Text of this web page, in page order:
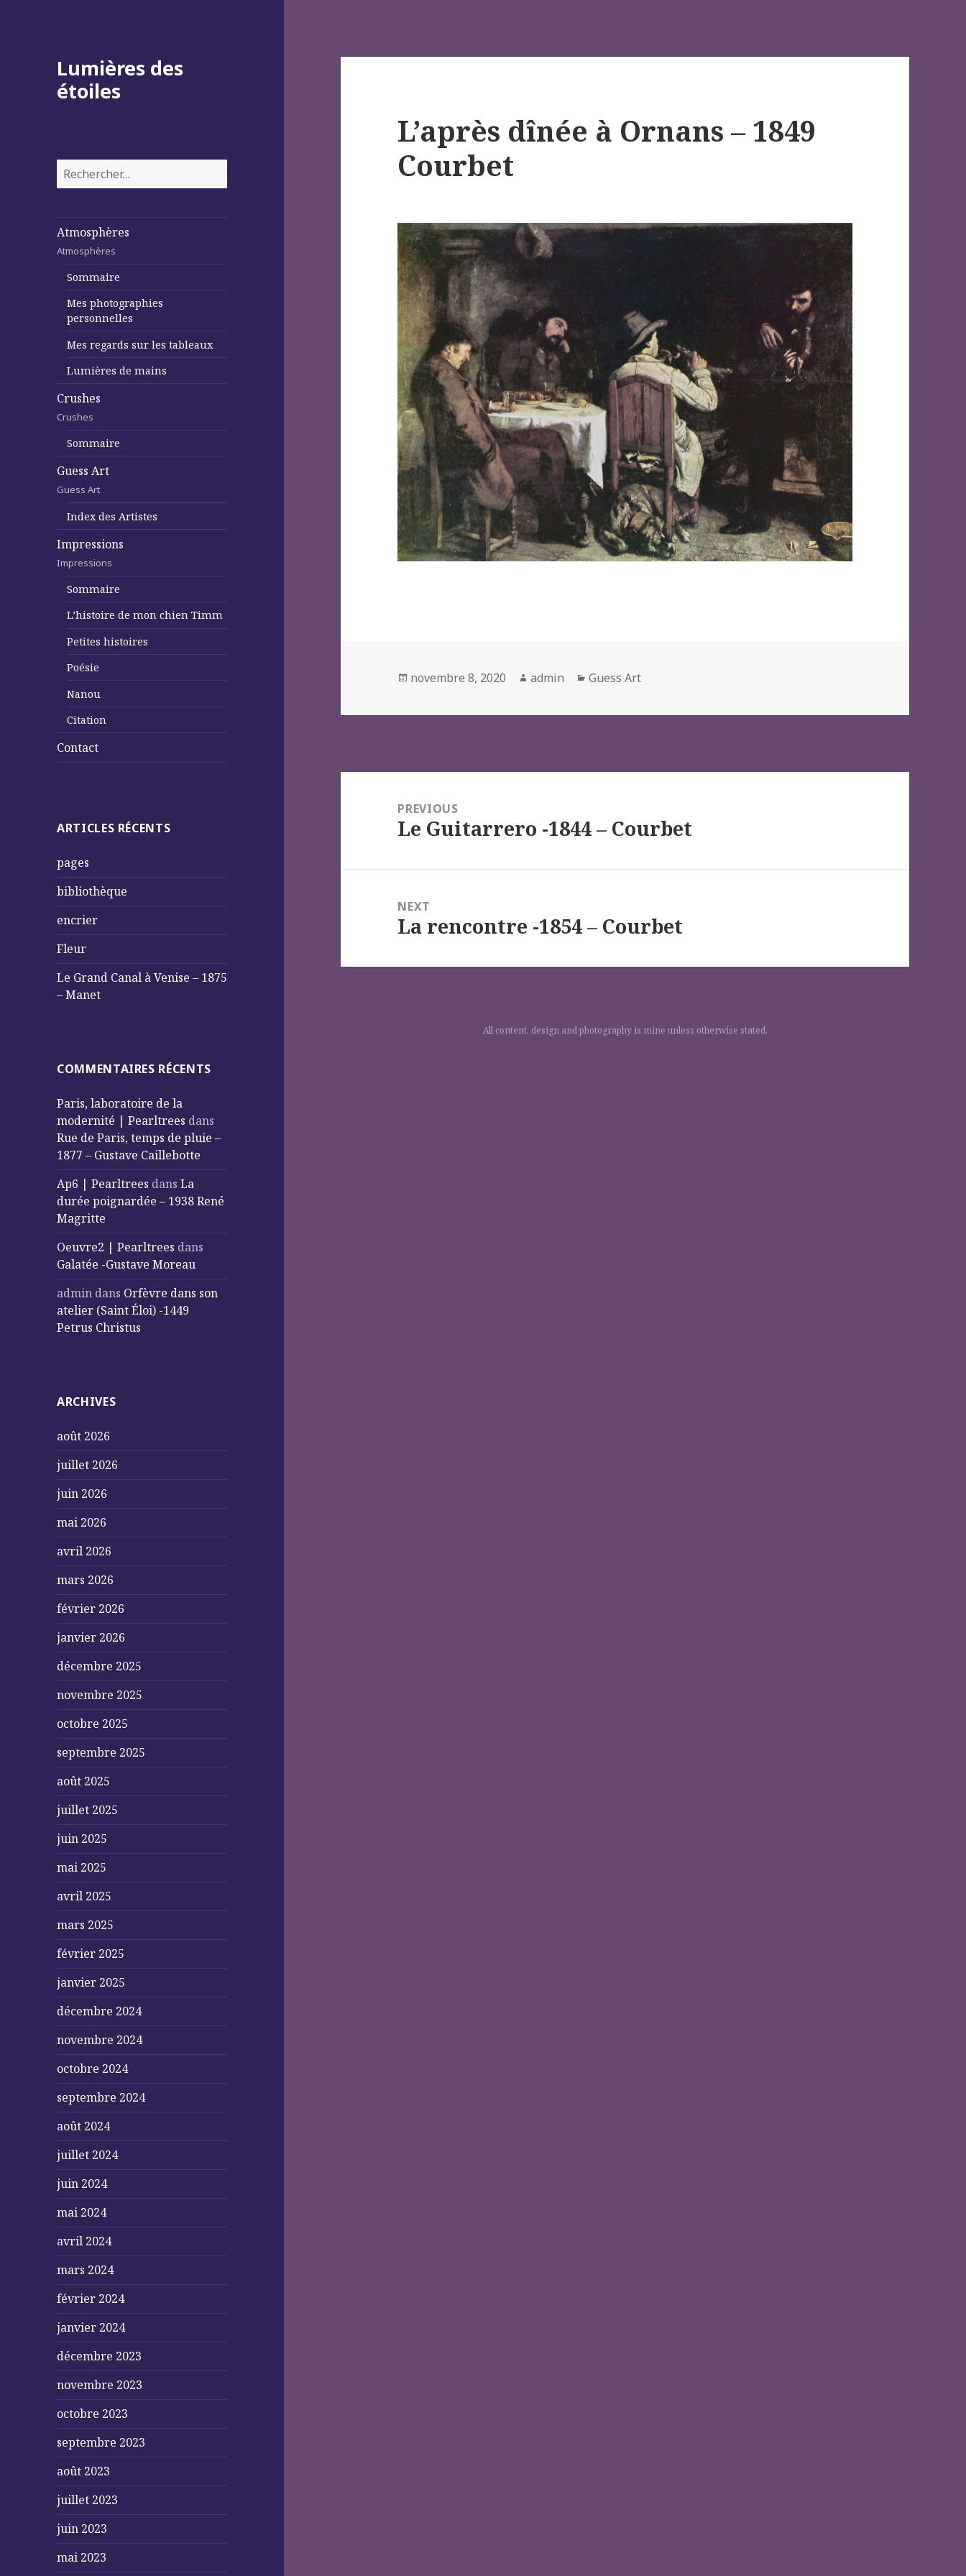
Lumières des
étoiles
Rechercher :
Atmosphères
Atmosphères
Sommaire
Mes photographies
personnelles
Mes regards sur les tableaux
Lumières de mains
Crushes
Crushes
Sommaire
Guess Art
Guess Art
Index des Artistes
Impressions
Impressions
Sommaire
L’histoire de mon chien Timm
Petites histoires
Poésie
Nanou
Citation
Contact
ARTICLES RÉCENTS
pages
bibliothèque
encrier
Fleur
Le Grand Canal à Venise – 1875
– Manet
COMMENTAIRES RÉCENTS
Paris, laboratoire de la
modernité | Pearltrees dans
Rue de Paris, temps de pluie –
1877 – Gustave Caillebotte
Ap6 | Pearltrees dansLa
durée poignardée – 1938 René
Magritte
Oeuvre2 | Pearltrees dans
Galatée -Gustave Moreau
admin dans Orfèvre dans son
atelier (Saint Éloi) -1449
Petrus Christus
ARCHIVES
août 2026
juillet 2026
juin 2026
mai 2026
avril 2026
mars 2026
février 2026
janvier 2026
décembre 2025
novembre 2025
octobre 2025
septembre 2025
août 2025
juillet 2025
juin 2025
mai 2025
avril 2025
mars 2025
février 2025
janvier 2025
décembre 2024
novembre 2024
octobre 2024
septembre 2024
août 2024
juillet 2024
juin 2024
mai 2024
avril 2024
mars 2024
février 2024
janvier 2024
décembre 2023
novembre 2023
octobre 2023
septembre 2023
août 2023
juillet 2023
juin 2023
mai 2023
L’après dînée à Ornans – 1849
Courbet
Posted
novembre 8, 2020 Author
admin Categories
Guess Art
l’article
PREVIOUS
Previous
Le Guitarrero -1844 – Courbet
NEXT
Next
La rencontre -1854 – Courbet
All content, design and photography is mine unless otherwise stated.